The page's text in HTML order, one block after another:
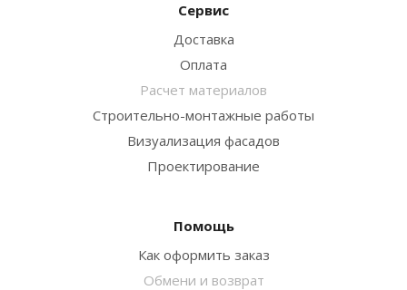
Сервис
Доставка
Оплата
Расчет материалов
Строительно-монтажные работы
Визуализация фасадов
Проектирование
Помощь
Как оформить заказ
Обмени и возврат